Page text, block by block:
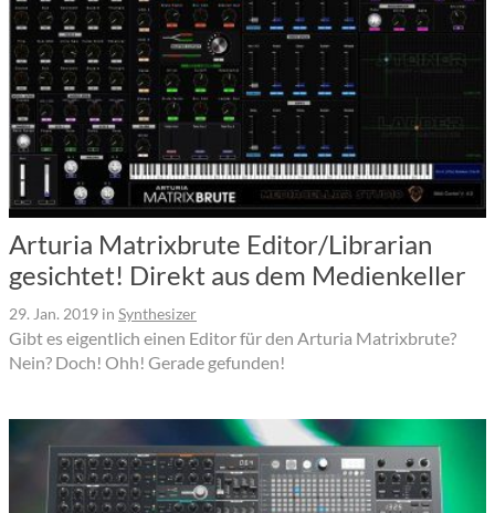
Arturia Matrixbrute Editor/Librarian
gesichtet! Direkt aus dem Medienkeller
29. Jan. 2019 in Synthesizer
Gibt es eigentlich einen Editor für den Arturia Matrixbrute?
Nein? Doch! Ohh! Gerade gefunden!